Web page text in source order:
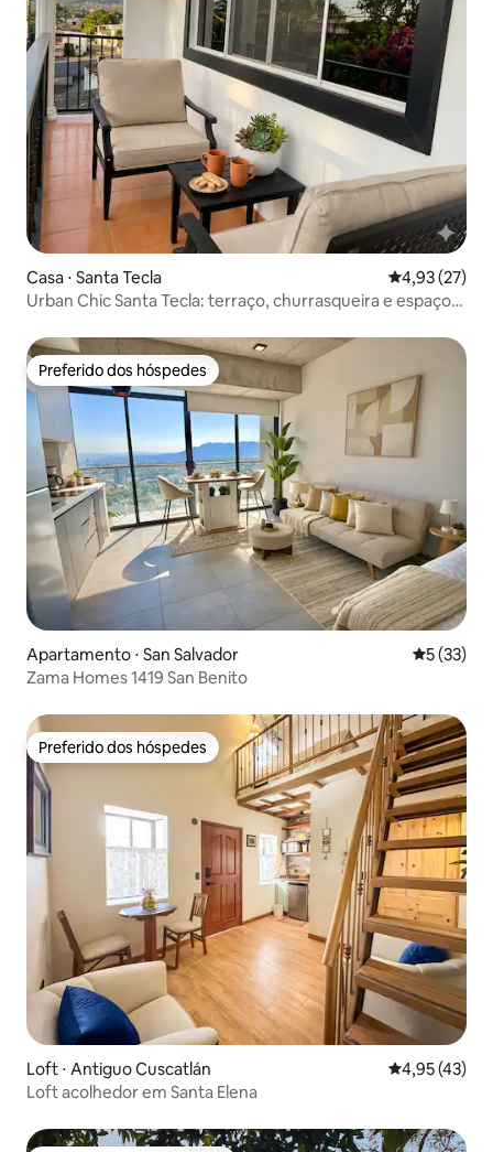
Casa ⋅ Santa Tecla 4,93 de uma
4,93 (27)
Urban Chic Santa Tecla: terraço, churrasqueira e espaço
Preferido dos hóspedes
Preferido dos hóspedes
Apartamento ⋅ San Salvador 5 de uma
5 (33)
Zama Homes 1419 San Benito
Preferido dos hóspedes
Preferido dos hóspedes
Loft ⋅ Antiguo Cuscatlán 4,95 de uma
4,95 (43)
Loft acolhedor em Santa Elena